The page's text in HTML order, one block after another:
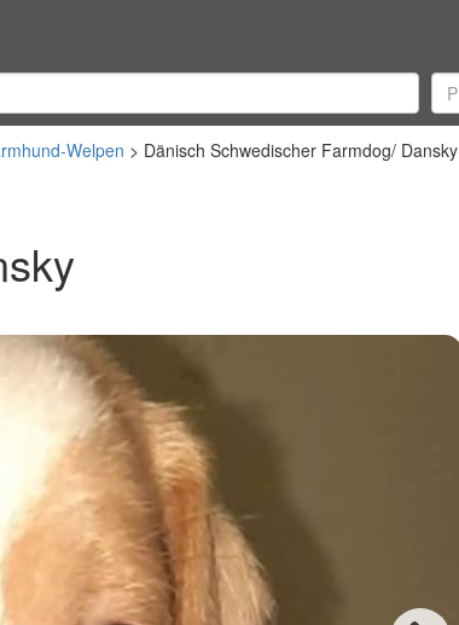
Welpen
Dänisch Schwedischer Farmdog/ Dansky